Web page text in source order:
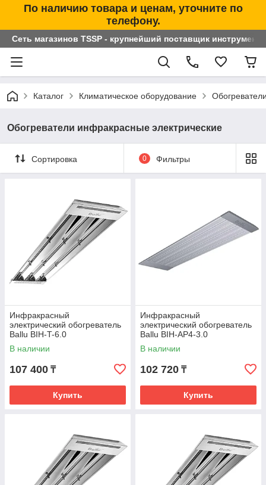
По наличию товара и ценам, уточните по
телефону.
Сеть магазинов TSSP - крупнейший поставщик
Каталог Климатическое оборудование
Обогреватели инфракрасные электрические
Сортировка 0 Фильтры
Инфракрасный
электрический обогреватель
Ballu BIH-T-6.0
В наличии
107 400 ₸
Купить
Инфракрасный
электрический обогреватель
Ballu BIH-AP4-3.0
В наличии
102 720 ₸
Купить